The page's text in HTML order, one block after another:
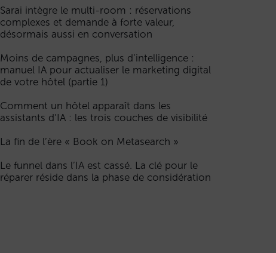
Sarai intègre le multi-room : réservations
complexes et demande à forte valeur,
désormais aussi en conversation
Moins de campagnes, plus d’intelligence :
manuel IA pour actualiser le marketing digital
de votre hôtel (partie 1)
Comment un hôtel apparaît dans les
assistants d’IA : les trois couches de visibilité
La fin de l’ère « Book on Metasearch »
Le funnel dans l’IA est cassé. La clé pour le
réparer réside dans la phase de considération